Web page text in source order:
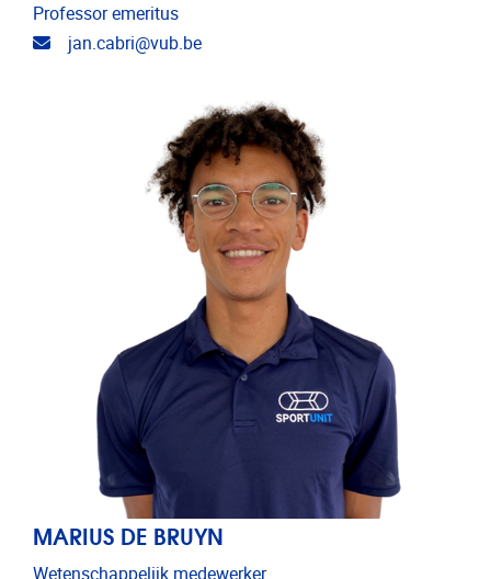
Professor emeritus
E-mailadres
jan.cabri@vub.be
MARIUS DE BRUYN
Wetenschappelijk medewerker